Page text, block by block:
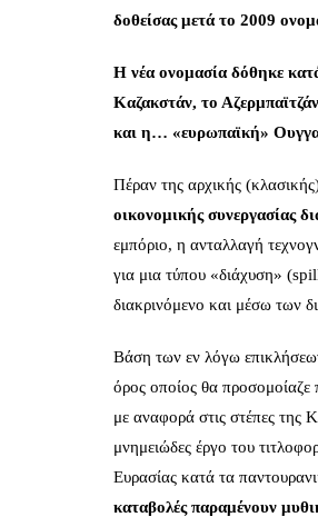
δοθείσας μετά το 2009
Η νέα ονομασία δόθηκε
Καζακστάν, το
και η… «ευρωπαϊκή»
Πέραν της αρχικής
οικονομικής συνεργασίας
εμπόριο, η ανταλλαγή
για μια τύπου «διάχυση»
διακρινόμενο και μέσω των
Βάση των εν λόγω
όρος οποίος θα προσομοίαζε
με αναφορά στις στέπες της
μνημειώδες έργο του
Ευρασίας κατά τα
καταβολές παραμένουν